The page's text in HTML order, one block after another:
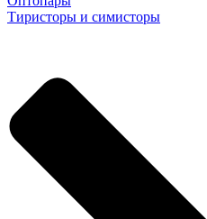
Тиристоры и симисторы